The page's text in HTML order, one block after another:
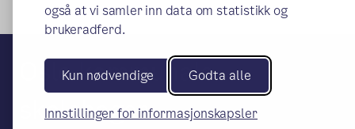
også at vi samler inn data om statistikk og
brukeradferd.
Kun nødvendige Godta alle
Innstillinger for informasjonskapsler
Oslo kommunale
skolehager